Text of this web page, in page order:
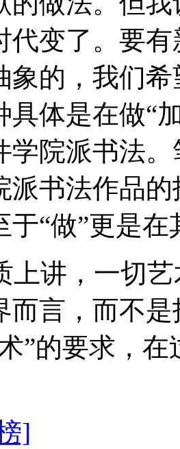
代变了。要
象的，我们
具体是在做“
学院派书法
派书法作品
于“做”更是在
，一切艺
而言，而不
”的要求，
]